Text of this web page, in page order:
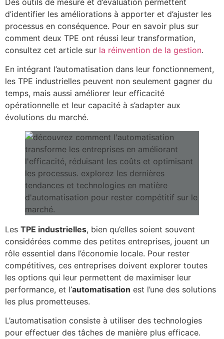
d’identifier les améliorations à apporter et d’ajuster les
processus en conséquence. Pour en savoir plus sur
comment deux TPE ont réussi leur transformation,
consultez cet article sur la réinvention de la gestion.
En intégrant l’automatisation dans leur fonctionnement,
les TPE industrielles peuvent non seulement gagner du
temps, mais aussi améliorer leur efficacité
opérationnelle et leur capacité à s’adapter aux
évolutions du marché.
Les TPE industrielles, bien qu’elles soient souvent
considérées comme des petites entreprises, jouent un
rôle essentiel dans l’économie locale. Pour rester
compétitives, ces entreprises doivent explorer toutes
les options qui leur permettent de maximiser leur
performance, et l’automatisation est l’une des solutions
les plus prometteuses.
L’automatisation consiste à utiliser des technologies
pour effectuer des tâches de manière plus efficace.